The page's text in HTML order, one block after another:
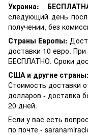
Украина:
следующий день
получении, без
Страны Европы:
доставки 10 евро.
БЕСПЛАТНО. Сроки
США и другие страны:
Стоимость доставки
долларов - доставка
20 дней.
Если у вас есть
по почте -